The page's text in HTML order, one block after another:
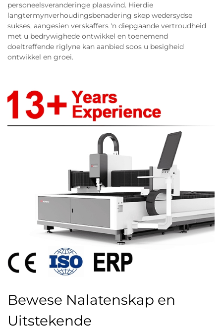
personeelsveranderinge plaasvind. Hierdie
langtermynverhoudingsbenadering skep wedersydse
sukses, aangesien verskaffers 'n diepgaande vertroudheid
met u bedrywighede ontwikkel en toenemend
doeltreffende riglyne kan aanbied soos u besigheid
ontwikkel en groei.
Bewese Nalatenskap en
Uitstekende